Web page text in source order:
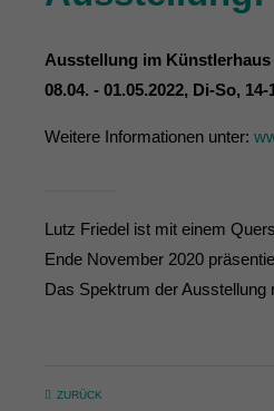
Ausstellung im Künstlerhaus
08.04. - 01.05.2022, Di-So, 14-
Weitere Informationen unter:
Lutz Friedel ist mit einem
Ende November 2020
Das Spektrum der
ZURÜCK